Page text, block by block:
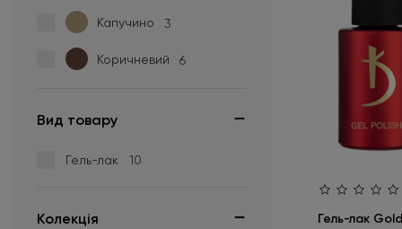
Капучино 3
Коричневий 6
Вид товару
Гель-лак 10
Kолекція Гель-лак